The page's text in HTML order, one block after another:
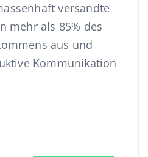
versandte
mehr als 85% des
aus und
Kommunikation